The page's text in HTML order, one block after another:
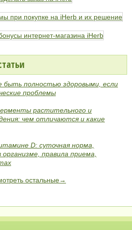
быть полностью здоровыми, если
проблемы
растительного и
чем отличаются и какие
D: суточная норма,
организме, правила приема,
остальные→